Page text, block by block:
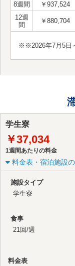
8週間
￥937,524
12週
間
￥880,704
※※2026年7月5日
学生寮
￥37,034
1週間あたりの料金
料金表・宿泊施設
施設タイプ
学生寮
食事
21回/週
料金表